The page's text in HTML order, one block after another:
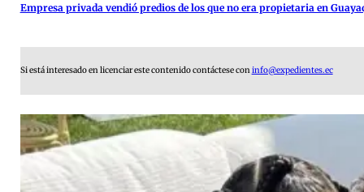
Empresa privada vendió predios de los que no era propietaria en
Si está interesado en licenciar este contenido contáctese coninfo@expedientes.ec